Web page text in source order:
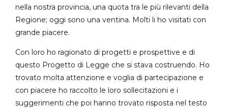
nella nostra provincia, una quota tra le più rilevanti della
Regione; oggi sono una ventina. Molti li ho visitati con
grande piacere.
Con loro ho ragionato di progetti e prospettive e di
questo Progetto di Legge che si stava costruendo. Ho
trovato molta attenzione e voglia di partecipazione e
con piacere ho raccolto le loro sollecitazioni e i
suggerimenti che poi hanno trovato risposta nel testo